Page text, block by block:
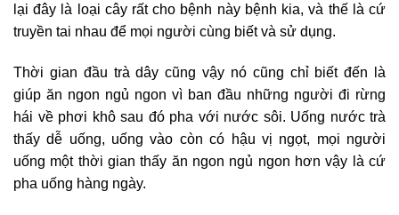
lại đây là loại cây rất cho bệnh này bệnh kia, và thế là cứ
truyền tai nhau để mọi người cùng biết và sử dụng.
Thời gian đầu trà dây cũng vậy nó cũng chỉ biết đến là
giúp ăn ngon ngủ ngon vì ban đầu những người đi rừng
hái về phơi khô sau đó pha với nước sôi. Uống nước trà
thấy dễ uống, uống vào còn có hậu vị ngọt, mọi người
uống một thời gian thấy ăn ngon ngủ ngon hơn vậy là cứ
pha uống hàng ngày.